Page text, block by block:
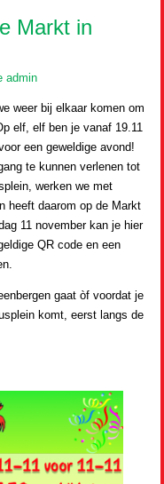
Markt in
admin
weer bij elkaar komen om
elf, elf ben je vanaf 19.11
een geweldige avond!
te kunnen verlenen tot
werken we met
heeft daarom op de Markt
11 november kan je hier
QR code en een
gaat òf voordat je
komt, eerst langs de